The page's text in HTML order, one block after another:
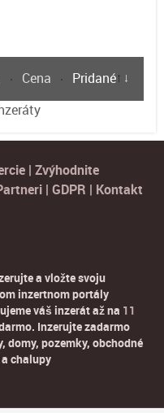
Cena Pridané
Zvýhodnite
GDPR
Kontakt
a vložte svoju
inzertnom portály
váš inzerát až na 11
Inzerujte zadarmo
pozemky, obchodné
chalupy